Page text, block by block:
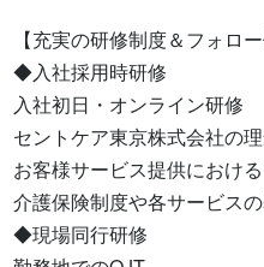
【充実の研修制度＆フォロー
◆入社採用時研修
入社初日・オンライン研修
セントケア東京株式会社の
お客様サービス提供における
介護保険制度や各サービスの
◆現場同行研修